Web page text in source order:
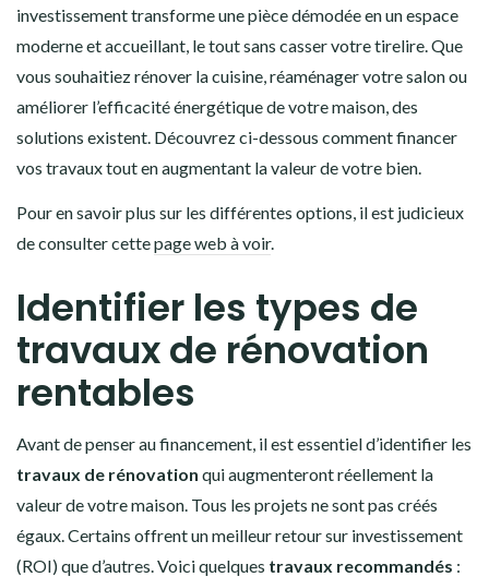
investissement transforme une pièce démodée en un espace
moderne et accueillant, le tout sans casser votre tirelire. Que
vous souhaitiez rénover la cuisine, réaménager votre salon ou
améliorer l’efficacité énergétique de votre maison, des
solutions existent. Découvrez ci-dessous comment financer
vos travaux tout en augmentant la valeur de votre bien.
Pour en savoir plus sur les différentes options, il est judicieux
de consulter cettepage web à voir.
Identifier les types de
travaux de rénovation
rentables
Avant de penser au financement, il est essentiel d’identifier les
travaux de rénovation qui augmenteront réellement la
valeur de votre maison. Tous les projets ne sont pas créés
égaux. Certains offrent un meilleur retour sur investissement
(ROI) que d’autres. Voici quelques travaux recommandés :